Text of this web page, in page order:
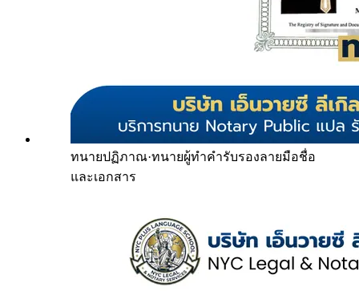
ทนายปฏิภาณ·ทนายผู้ทำคำรับรองลายมือชื่อ
และเอกสาร